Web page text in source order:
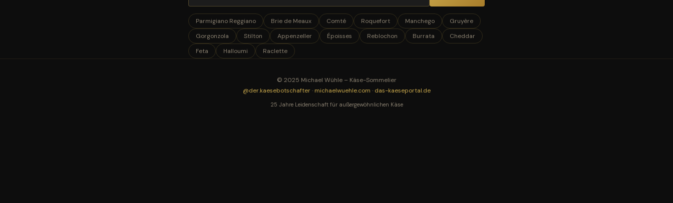
Parmigiano Reggiano Brie de Meaux Comté Roquefort Manchego
Gruyère
Gorgonzola
Stilton Appenzeller Époisses Reblochon Burrata
Cheddar
Feta
Halloumi Raclette
© 2025 Michael Wühle – Käse-Sommelier
@der.kaesebotschafter· michaelwuehle.com · das-kaeseportal.de
25 Jahre Leidenschaft für außergewöhnlichen Käse